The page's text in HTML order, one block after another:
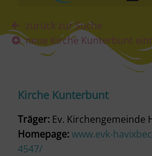
zurück zur Suche
neue Kirche Kunterbunt
Kirche Kunterbunt
Träger: Ev. Kirchengemeinde
Homepage:www.evk-
4547/